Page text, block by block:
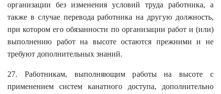
организации без изменения условий труда работника, а
также в случае перевода работника на другую должность,
при котором его обязанности по организации работ и (или)
выполнению работ на высоте остаются прежними и не
требуют дополнительных знаний.
27. Работникам, выполняющим работы на высоте с
применением систем канатного доступа, дополнительно